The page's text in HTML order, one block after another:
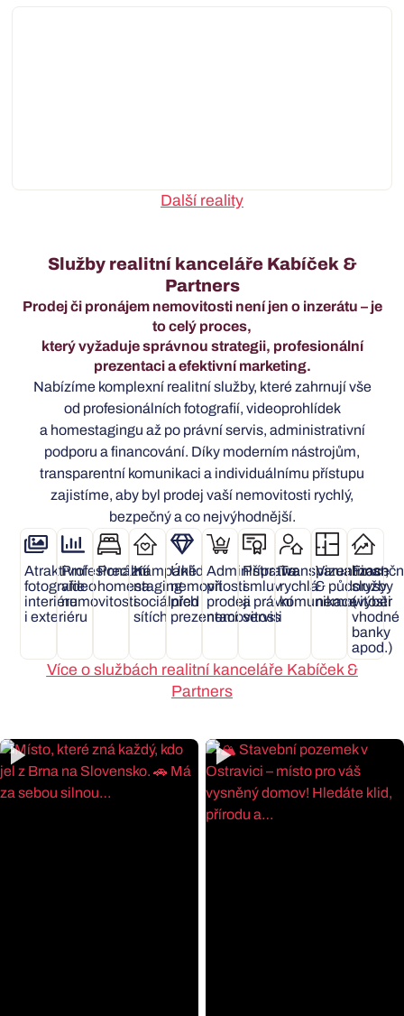
Další reality
Služby realitní kanceláře Kabíček &
Partners
Prodej či pronájem nemovitosti není jen o inzerátu – je
to celý proces,
který vyžaduje správnou strategii, profesionální
prezentaci a efektivní marketing.
Nabízíme komplexní realitní služby, které zahrnují vše
od profesionálních fotografií, videoprohlídek
a homestagingu až po právní servis, administrativní
podporu a financování. Díky moderním nástrojům,
transparentní komunikaci a individuálnímu přístupu
zajistíme, aby byl prodej vaší nemovitosti rychlý,
bezpečný a co nejvýhodnější.
Atraktivní
fotografie
interiéru
i exteriéru​
Profesionální
video
nemovitosti
Precizní
homestaging
Kampaně
na
sociálních
sítích
Úklid
nemovitosti
před
prezentací
Administrativa
při
prodeji
nemovitosti
Příprava
smluv
a právní
servis
Transparentnost,
rychlá
komunikace
Vizualizace
& půdorysy
nemovitosti
služby
(výběr
vhodné
banky
apod.)
Více o službách realitní kanceláře Kabíček &
Partners